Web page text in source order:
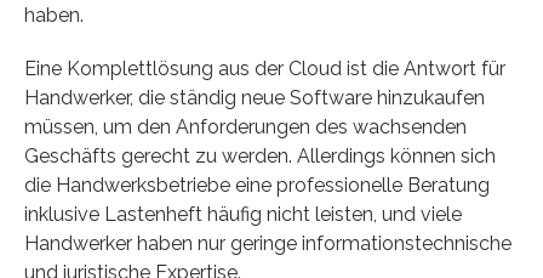
haben.
Eine Komplettlösung aus der Cloud ist die Antwort für
Handwerker, die ständig neue Software hinzukaufen
müssen, um den Anforderungen des wachsenden
Geschäfts gerecht zu werden. Allerdings können sich
die Handwerksbetriebe eine professionelle Beratung
inklusive Lastenheft häufig nicht leisten, und viele
Handwerker haben nur geringe informationstechnische
und juristische Expertise.